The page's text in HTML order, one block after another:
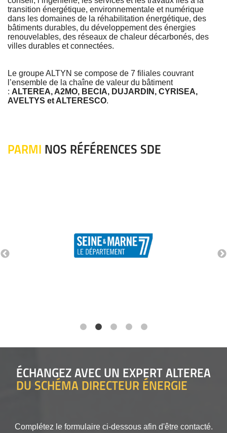
transition énergétique, environnementale et numérique
dans les domaines de la réhabilitation énergétique, des
bâtiments durables, du développement des énergies
renouvelables, des réseaux de chaleur décarbonés, des
villes durables et connectées.
Le groupe ALTYN se compose de 7 filiales couvrant
l’ensemble de la chaîne de valeur du bâtiment
: ALTEREA, A2MO, BECIA, DUJARDIN, CYRISEA,
AVELTYS et ALTERESCO.
PARMI NOS RÉFÉRENCES SDE
ÉCHANGEZ AVEC UN EXPERT ALTEREA
DU SCHÉMA DIRECTEUR ÉNERGIE
Complétez le formulaire ci-dessous afin d'être contacté.